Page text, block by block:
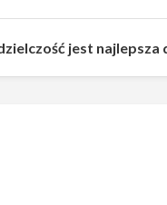
Udostępnijjest najlepsza